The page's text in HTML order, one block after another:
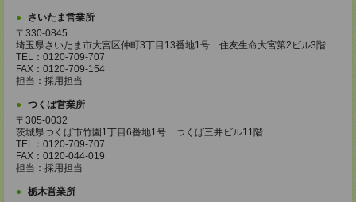
さいたま営業所
〒330-0845
埼玉県さいたま市大宮区仲町3丁目13番地1号 住友生命大宮第2ビル3階
TEL：0120-709-707
FAX：0120-709-154
担当：採用担当
つくば営業所
〒305-0032
茨城県つくば市竹園1丁目6番地1号 つくば三井ビル11階
TEL：0120-709-707
FAX：0120-044-019
担当：採用担当
栃木営業所